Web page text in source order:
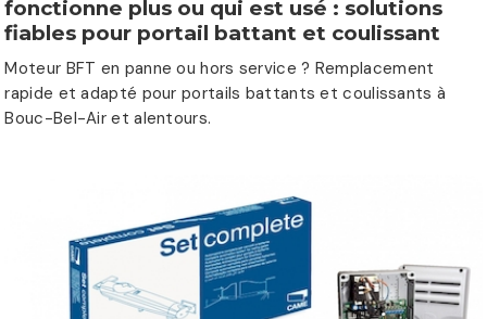
fonctionne plus ou qui est usé : solutions
fiables pour portail battant et coulissant
Moteur BFT en panne ou hors service ? Remplacement
rapide et adapté pour portails battants et coulissants à
Bouc-Bel-Air et alentours.